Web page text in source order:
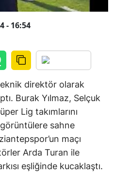
- 16:54
direktör olarak
Burak Yılmaz, Selçuk
Lig takımlarını
görüntülere sahne
maçı
Arda Turan ile
eşliğinde kucaklaştı.